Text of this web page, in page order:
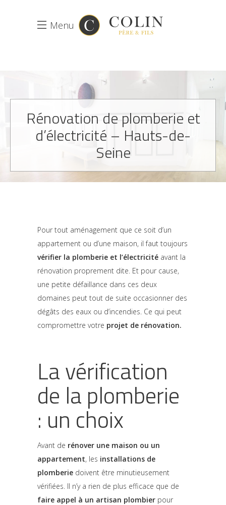
Menu
Rénovation de plomberie et
d’électricité – Hauts-de-
Seine
Pour tout aménagement que ce soit d’un
appartement ou d’une maison, il faut toujours
vérifier la plomberie et l’électricité avant la
rénovation proprement dite. Et pour cause,
une petite défaillance dans ces deux
domaines peut tout de suite occasionner des
dégâts des eaux ou d’incendies. Ce qui peut
compromettre votre projet de rénovation.
La vérification
de la plomberie
: un choix
Avant de rénover une maison ou un
appartement, les installations de
plomberie doivent être minutieusement
vérifiées. Il n’y a rien de plus efficace que de
faire appel à un artisan plombier pour